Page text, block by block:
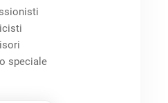
speciale